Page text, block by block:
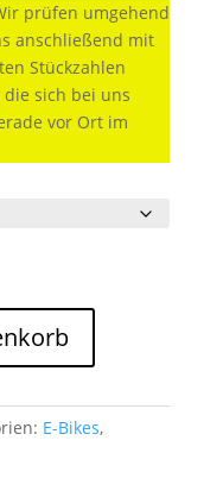
prüfen umgehend
anschließend mit
Stückzahlen
sich bei uns
vor Ort im
E-Bikes,